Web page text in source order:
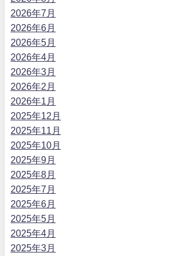
2026年7月
2026年6月
2026年5月
2026年4月
2026年3月
2026年2月
2026年1月
2025年12月
2025年11月
2025年10月
2025年9月
2025年8月
2025年7月
2025年6月
2025年5月
2025年4月
2025年3月